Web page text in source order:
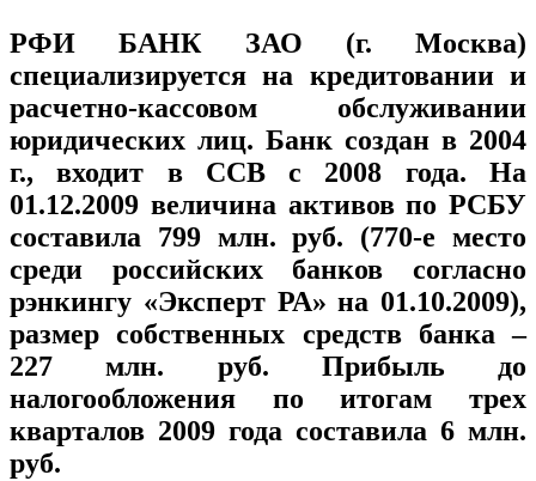
РФИ БАНК ЗАО (г. Москва)
специализируется на кредитовании и
расчетно-кассовом обслуживании
юридических лиц. Банк создан в 2004
г., входит в ССВ с 2008 года. На
01.12.2009 величина активов по РСБУ
составила 799 млн. руб. (770-е место
среди российских банков согласно
рэнкингу «Эксперт РА» на 01.10.2009),
размер собственных средств банка –
227 млн. руб. Прибыль до
налогообложения по итогам трех
кварталов 2009 года составила 6 млн.
руб.